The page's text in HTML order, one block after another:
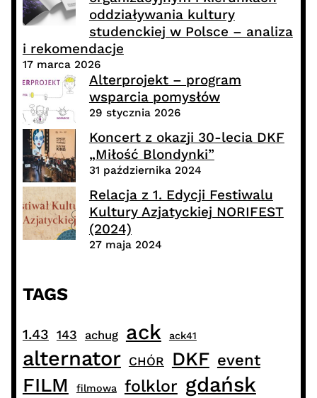
oddziaływania kultury
studenckiej w Polsce – analiza
i rekomendacje
17 marca 2026
Alterprojekt – program
wsparcia pomysłów
29 stycznia 2026
Koncert z okazji 30-lecia DKF
„Miłość Blondynki”
31 października 2024
Relacja z 1. Edycji Festiwalu
Kultury Azjatyckiej NORIFEST
(2024)
27 maja 2024
TAGS
1.43 143 achug ack ack41
alternator CHÓR DKF event
FILM filmowa folklor gdańsk